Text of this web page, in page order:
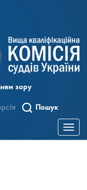
зору
Пошук
Toggle